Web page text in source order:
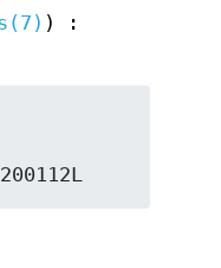
) :
200112L